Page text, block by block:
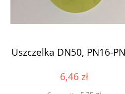
Uszczelka DN50, PN16-
6,46 zł